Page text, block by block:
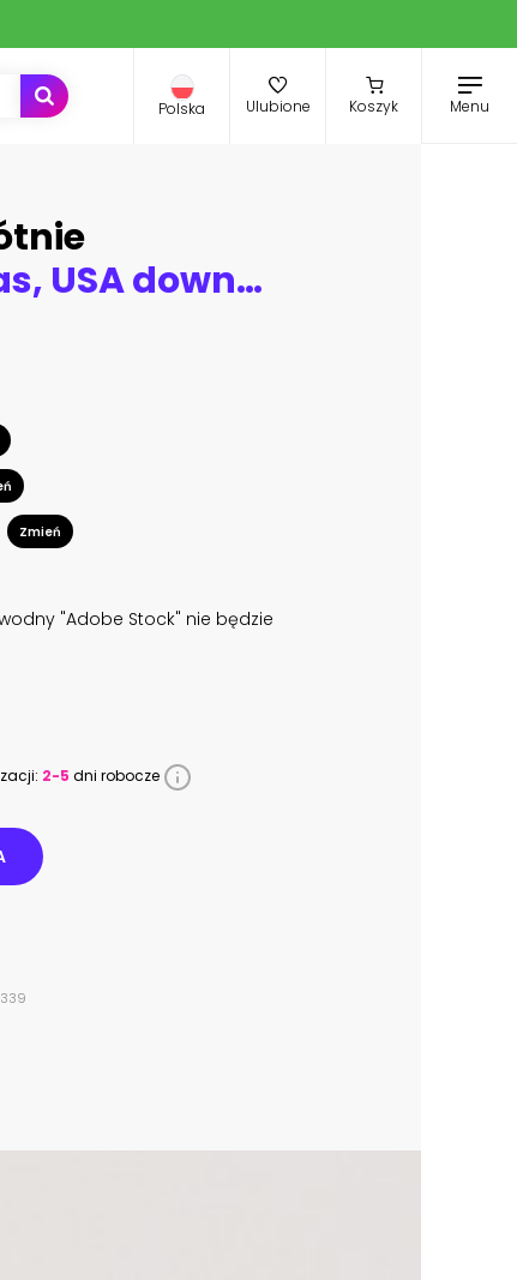
Polska Ulubione Koszyk Menu
El Paso, Texas, USA downtown city skyline at dusk
Zmień
"Adobe Stock" nie będzie
2-5 dni robocze